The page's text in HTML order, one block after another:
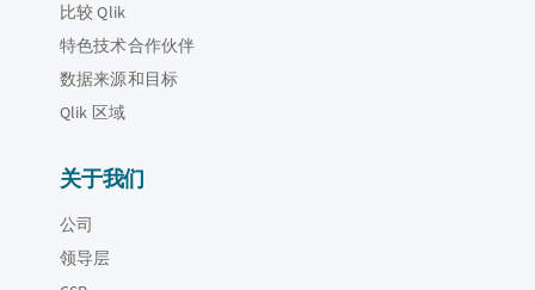
比较 Qlik
特色技术合作伙伴
数据来源和目标
Qlik 区域
关于我们
公司
领导层